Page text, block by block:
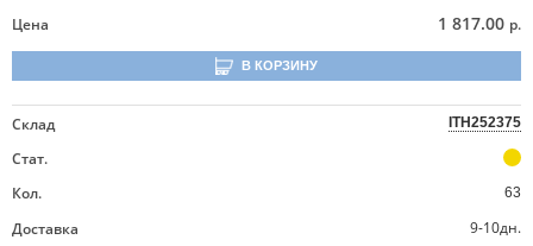
Цена
1 817.00 р.
В КОРЗИНУ
Склад ITH252375
Стат.
Кол.
63
Доставка
9-10дн.